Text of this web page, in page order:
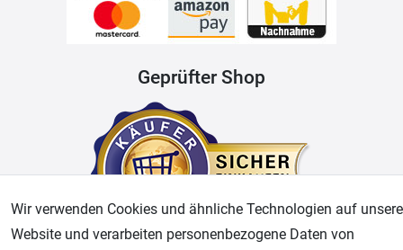
Geprüfter Shop
Wir verwenden Cookies und ähnliche Technologien auf
Website und verarbeiten personenbezogene Daten von